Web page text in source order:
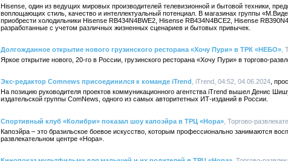
Hisense, один из ведущих мировых производителей телевизионной и бытовой техники,
воплощающих стиль, качество и интеллектуальный потенциал. В магазинах группы
приобрести холодильники Hisense RB434N4BWE2, Hisense RB434N4BCE2, Hisense
разработанные с учетом различных жизненных сценариев и бытовых привычек.
Долгожданное открытие нового грузинского ресторана «Хочу Пури» в ТРК «НЕБО» ,
Яркое открытие нового, 20-го в России, грузинского ресторана «Хочу Пури» в торгово-
Экс-редактор Comnews присоединился к команде iTrend , iTrend, 04:52, 04.06.2024
На позицию руководителя проектов коммуникационного агентства iTrend вышел Денис
издательской группы ComNews, одного из самых авторитетных ИТ-изданий в России.
Спортивный клуб «Колибри» показал шоу капоэйра в ТРЦ «Нора» , Торгово-
Капоэйра – это бразильское боевое искусство, которым профессионально занимаются
развлекательном центре «Нора».